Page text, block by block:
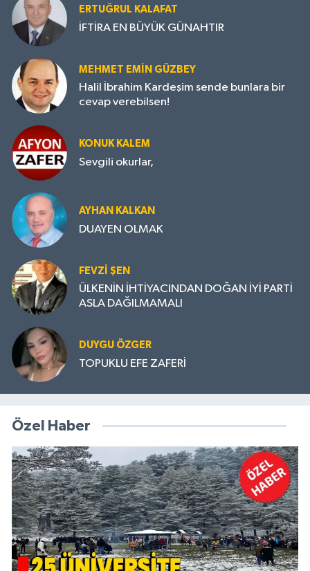
ERTUĞRUL KALAFAT
İFTİRA EN BÜYÜK GÜNAHTIR
MEHMET EMIN GÜZBEY
Halil İbrahim Kardeşim sende bunlara bir
cevap verebilsen!
KONUK KALEM
Sevgili okurlar,
AYHAN KALKAN
DUAYEN OLMAK
FEVZI ŞEN
ÜLKENİN İHTİYACINDAN DOĞAN İYİ PARTİ
ASLA DAĞILMAMALI
DUYGU ÖZGER
TOPUKLU EFE ZAFERİ
Özel Haber